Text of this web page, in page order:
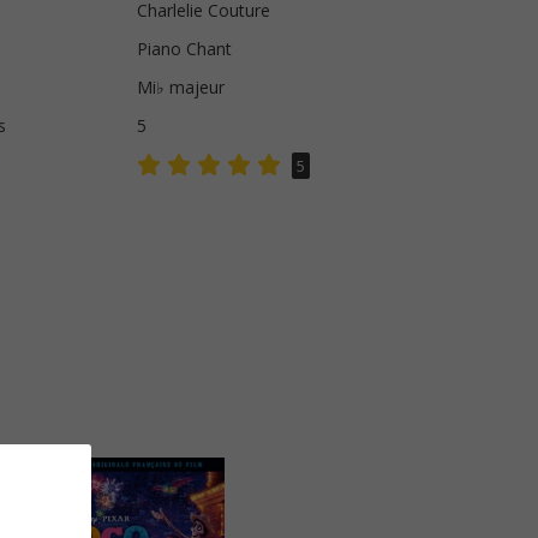
Charlelie Couture
Piano Chant
Mi♭ majeur
5
5